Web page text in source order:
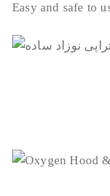
Easy and safe to